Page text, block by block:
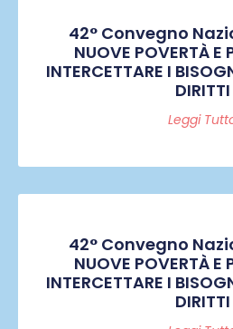
42° Convegno
NUOVE POVERTÀ E
INTERCETTARE I
DIRITTI
Leggi
42° Convegno
NUOVE POVERTÀ E
INTERCETTARE I
DIRITTI